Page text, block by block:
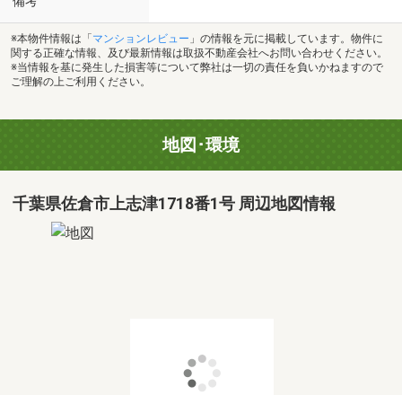
※本物件情報は「 マンションレビュー 」の情報を元に掲載しています。物件に
関する正確な情報、及び最新情報は取扱不動産会社へお問い合わせください。
※当情報を基に発生した損害等について弊社は一切の責任を負いかねますので
ご理解の上ご利用ください。
地図･環境
千葉県佐倉市上志津1718番1号 周辺地図情報